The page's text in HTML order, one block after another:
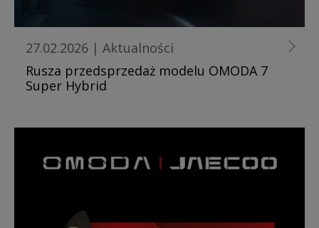
27.02.2026 | Aktualności
Rusza przedsprzedaż modelu OMODA 7
Super Hybrid